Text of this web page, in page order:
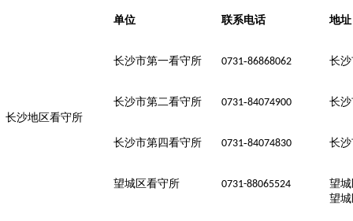
单位 联系电话 地址
长沙地区看守所
长沙市第一看守所 0731-86868062 长
长沙市第二看守所 0731-84074900 长
长沙市第四看守所 0731-84074830 长
望城区看守所 0731-88065524
望
望